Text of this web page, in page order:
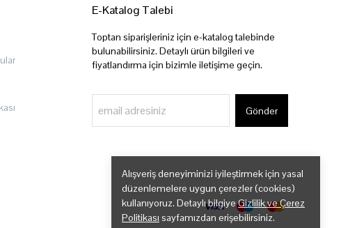
Alışveriş deneyiminizi iyileştirmek için yasal
düzenlemelere uygun çerezler (cookies)
kullanıyoruz. Detaylı bilgiyeGizlilik ve Çerez
Politikası sayfamızdan erişebilirsiniz.
E-Katalog Talebi
Toptan siparişleriniz için e-katalog talebinde
bulunabilirsiniz. Detaylı ürün bilgileri ve
fiyatlandırma için bizimle iletişime geçin.
Gönder